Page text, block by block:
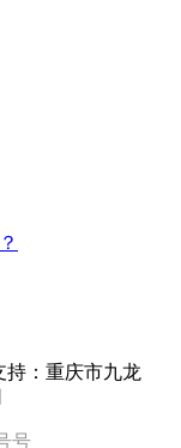
持：重庆市九龙
号